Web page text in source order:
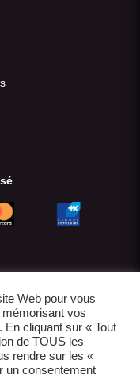
Web pour vous
vos
En cliquant sur « Tout
de TOUS les
rendre sur les «
un consentement